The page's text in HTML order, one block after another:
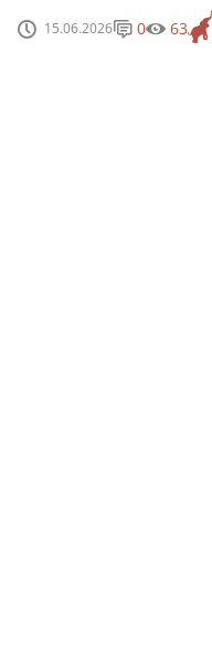
15.06.2026 0 63